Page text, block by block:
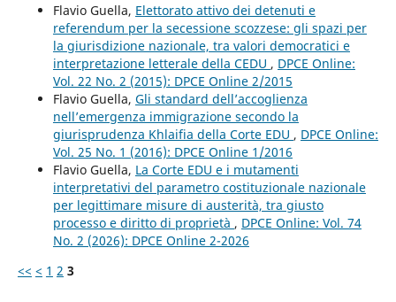
Flavio Guella, Elettorato attivo dei detenuti e
referendum per la secessione scozzese: gli spazi per
la giurisdizione nazionale, tra valori democratici e
interpretazione letterale della CEDU , DPCE Online:
Vol. 22 No. 2 (2015): DPCE Online 2/2015
Flavio Guella, Gli standard dell’accoglienza
nell’emergenza immigrazione secondo la
giurisprudenza Khlaifia della Corte EDU , DPCE Online:
Vol. 25 No. 1 (2016): DPCE Online 1/2016
Flavio Guella, La Corte EDU e i mutamenti
interpretativi del parametro costituzionale nazionale
per legittimare misure di austerità, tra giusto
processo e diritto di proprietà , DPCE Online: Vol. 74
No. 2 (2026): DPCE Online 2-2026
<< < 1 2 3